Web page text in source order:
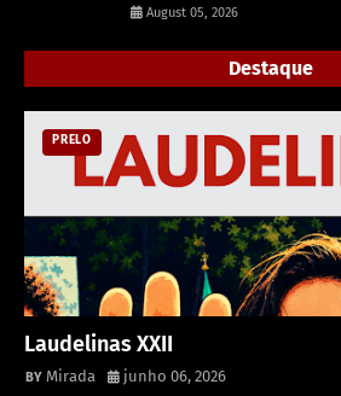
August 05, 2026
Destaque
PRELO
Laudelinas XXII
Mirada junho 06, 2026